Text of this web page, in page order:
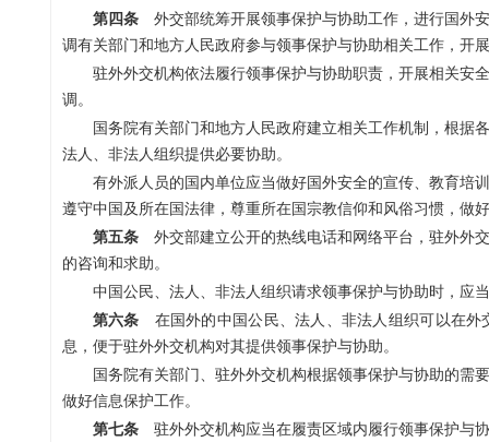
第四条外交部统筹开展领事保护与协助工作，进行国外
调有关部门和地方人民政府参与领事保护与协助相关工作，开
驻外外交机构依法履行领事保护与协助职责，开展相关安
调。
国务院有关部门和地方人民政府建立相关工作机制，根据
法人、非法人组织提供必要协助。
有外派人员的国内单位应当做好国外安全的宣传、教育培
遵守中国及所在国法律，尊重所在国宗教信仰和风俗习惯，做
第五条外交部建立公开的热线电话和网络平台，驻外外
的咨询和求助。
中国公民、法人、非法人组织请求领事保护与协助时，应
第六条 在国外的中国公民、法人、非法人组织可以在外
息，便于驻外外交机构对其提供领事保护与协助。
国务院有关部门、驻外外交机构根据领事保护与协助的需
做好信息保护工作。
第七条驻外外交机构应当在履责区域内履行领事保护与